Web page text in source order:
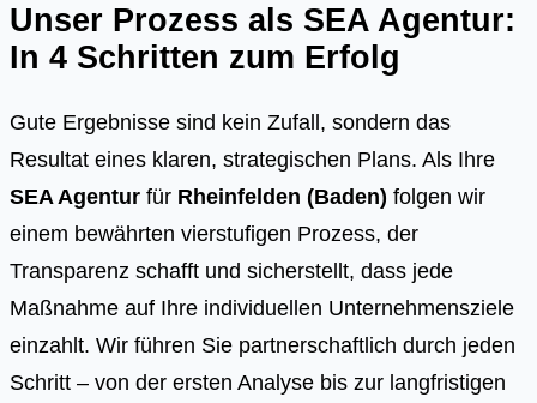
Unser Prozess als SEA Agentur:
In 4 Schritten zum Erfolg
Gute Ergebnisse sind kein Zufall, sondern das
Resultat eines klaren, strategischen Plans. Als Ihre
SEA Agentur für Rheinfelden (Baden) folgen wir
einem bewährten vierstufigen Prozess, der
Transparenz schafft und sicherstellt, dass jede
Maßnahme auf Ihre individuellen Unternehmensziele
einzahlt. Wir führen Sie partnerschaftlich durch jeden
Schritt – von der ersten Analyse bis zur langfristigen